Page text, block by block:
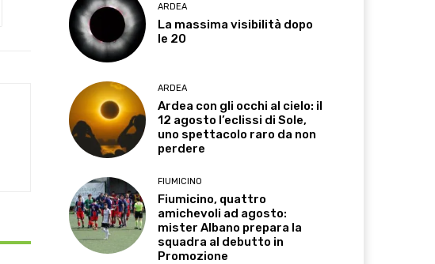
ARDEA
La massima visibilità dopo
le 20
ARDEA
Ardea con gli occhi al cielo: il
12 agosto l’eclissi di Sole,
uno spettacolo raro da non
perdere
FIUMICINO
Fiumicino, quattro
amichevoli ad agosto:
mister Albano prepara la
squadra al debutto in
Promozione